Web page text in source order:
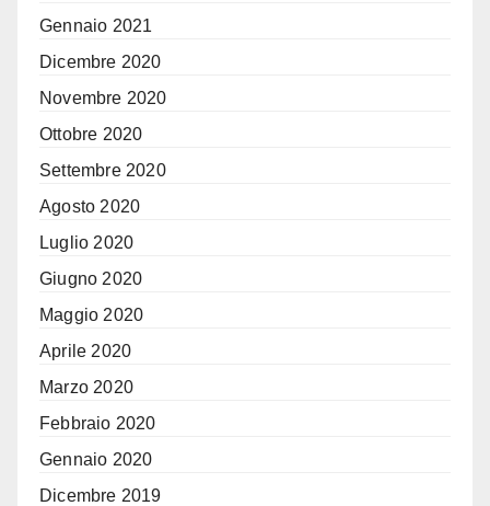
Gennaio 2021
Dicembre 2020
Novembre 2020
Ottobre 2020
Settembre 2020
Agosto 2020
Luglio 2020
Giugno 2020
Maggio 2020
Aprile 2020
Marzo 2020
Febbraio 2020
Gennaio 2020
Dicembre 2019